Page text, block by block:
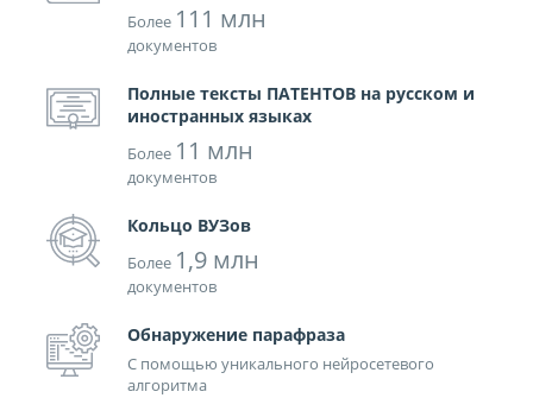
Более 111 млн
документов
Полные тексты ПАТЕНТОВ на русском и
иностранных языках
Более 11 млн
документов
Кольцо ВУЗов
Более 1,9 млн
документов
Обнаружение парафраза
С помощью уникального нейросетевого
алгоритма